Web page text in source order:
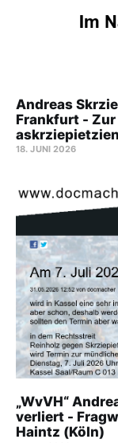
Andreas
Frankfurt -
18. JUNI 2026
„WvVH“
verliert -
Haintz (Köln)